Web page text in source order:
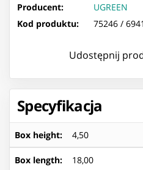
Producent:
UGREEN
Kod produktu:
75246 /
Udostępnij
Specyfikacja
Box height: 4,50
Box length: 18,00